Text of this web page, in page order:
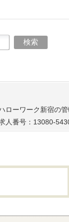
ローワーク新宿の
人番号：13080-